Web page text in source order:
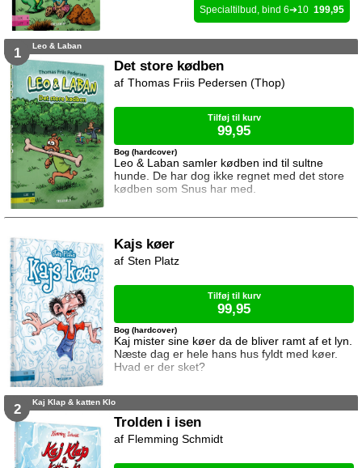
6 10 199,95
1 Leo & Laban
Det store kødben
Leo & Laban samler kødben ind til sultne
hunde. De har dog ikke regnet med det store
kødben som Snus har med.
Bog (hardcover)
Thomas Friis Pedersen (Thop)
Tilføj til kurv
99,95
Kajs køer
Kaj mister sine køer da de bliver ramt af et lyn.
Næste dag er hele hans hus fyldt med køer.
Hvad er der sket?
Bog (hardcover)
Sten Platz
Tilføj til kurv
99,95
2 Kaj Klap & katten Klo
Trolden i isen
Flemming Schmidt